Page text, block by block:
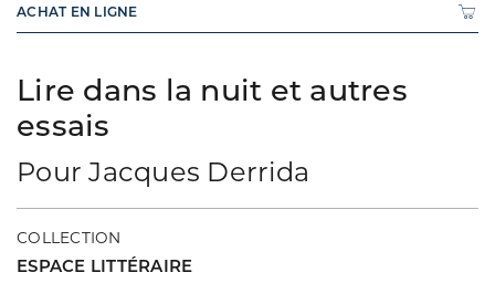
Lire dans la nuit et autres
essais
Pour Jacques Derrida
COLLECTION
ESPACE LITTÉRAIRE
ACHAT EN LIGNE